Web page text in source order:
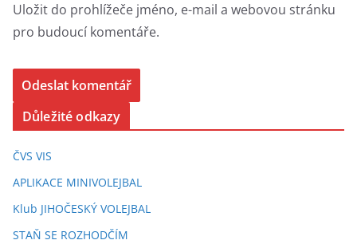
Uložit do prohlížeče jméno, e-mail a webovou stránku
pro budoucí komentáře.
Důležité odkazy
ČVS VIS
APLIKACE MINIVOLEJBAL
Klub JIHOČESKÝ VOLEJBAL
STAŇ SE ROZHODČÍM